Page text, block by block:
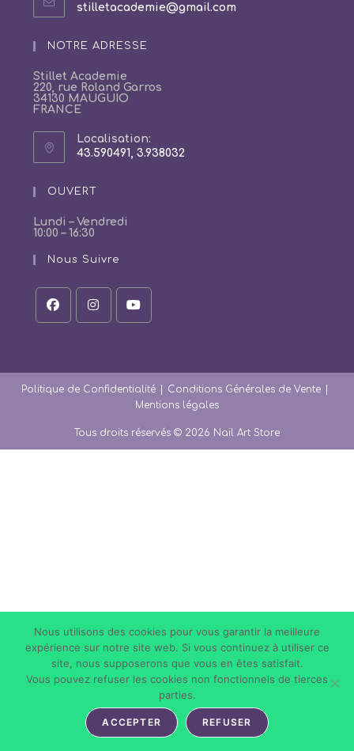
stilletacademie@gmail.comS’ouvre
NOTRE ADRESSE
Stillet Academie
220, rue Roland Garros
34130 MAUGUIO
FRANCE
Localisation:
43.590491, 3.938032
un
nouvel
OUVERT
Lundi – Vendredi
10:00 – 16:30
Nous Suivre
onglet onglet onglet
Politique de Confidentialité
Conditions Générales de Vente
Mentions légales
Tous droits réservés © 2026 Nail Art Store
Nous utilisons des cookies pour vous garantir la meilleure
expérience sur notre site web. Si vous continuez à utiliser ce
site, nous supposerons que vous en êtes satisfait.
Vous pouvez refuser les cookies non fonctionnels de tierces
parties.
ACCEPTER REFUSER